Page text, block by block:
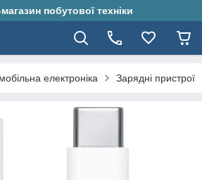
побутової техніки
електроніка Зарядні пристрої